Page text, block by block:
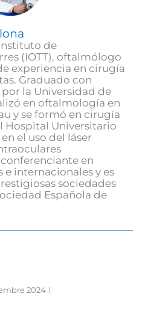
de
(IOTT), oftalmólogo
experiencia en cirugía
Graduado con
la Universidad de
en oftalmología en
y se formó en cirugía
Hospital Universitario
el uso del láser
en
e internacionales y es
sociedades
Española de
2024